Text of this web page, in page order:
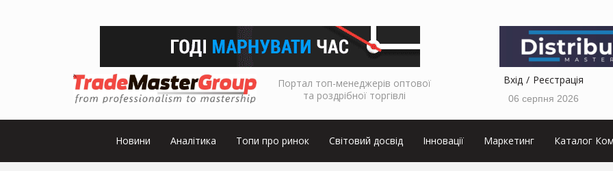
Портал топ-менеджерів оптової
та роздрібної торгівлі
Вхід Реєстрація
06 серпня 2026
Новини Аналітика Топи про ринок Світовий досвід Інновації Маркетинг Каталог